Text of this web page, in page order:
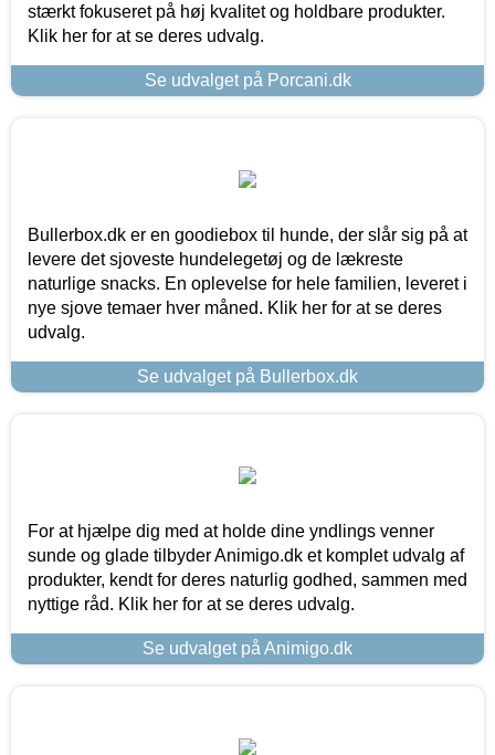
stærkt fokuseret på høj kvalitet og holdbare produkter.
Klik her for at se deres udvalg.
Se udvalget på Porcani.dk
Bullerbox.dk er en goodiebox til hunde, der slår sig på at
levere det sjoveste hundelegetøj og de lækreste
naturlige snacks. En oplevelse for hele familien, leveret i
nye sjove temaer hver måned. Klik her for at se deres
udvalg.
Se udvalget på Bullerbox.dk
For at hjælpe dig med at holde dine yndlings venner
sunde og glade tilbyder Animigo.dk et komplet udvalg af
produkter, kendt for deres naturlig godhed, sammen med
nyttige råd. Klik her for at se deres udvalg.
Se udvalget på Animigo.dk